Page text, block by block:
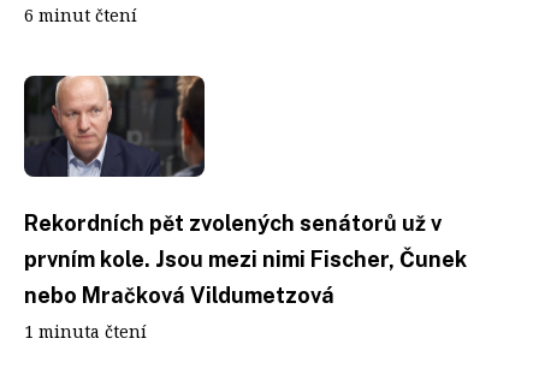
6 minut čtení
Rekordních pět zvolených senátorů už v
prvním kole. Jsou mezi nimi Fischer, Čunek
nebo Mračková Vildumetzová
1 minuta čtení